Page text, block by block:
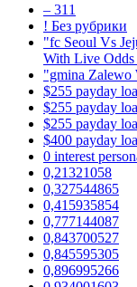
– 311
! Без рубрики
"fc Seoul Vs
With Live Odds
"gmina Zalewo
$255 payday
$255 payday
$255 payday
$400 payday
0 interest
0,21321058
0,327544865
0,415935854
0,777144087
0,843700527
0,845595305
0,896995266